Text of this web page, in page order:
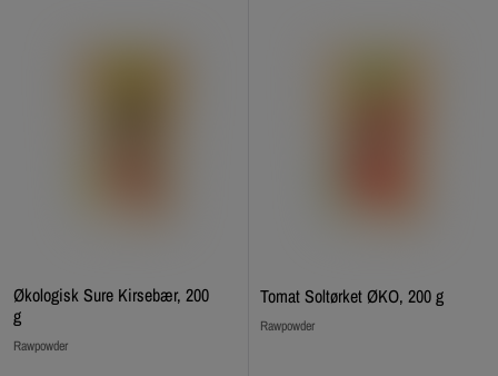
Økologisk Sure Kirsebær, 200
g
Rawpowder
Tomat Soltørket ØKO, 200 g
Rawpowder